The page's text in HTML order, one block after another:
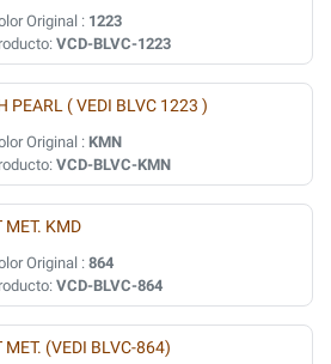
Original : 1223
VCD-BLVC-1223
PEARL ( VEDI BLVC 1223 )
Original : KMN
VCD-BLVC-KMN
MET. KMD
Original :864
VCD-BLVC-864
MET. (VEDI BLVC-864)